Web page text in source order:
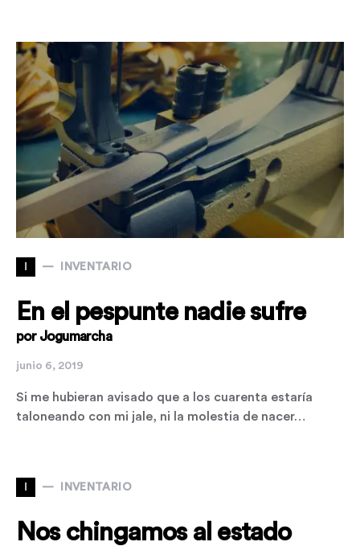
I INVENTARIO
En el pespunte nadie sufre
por Jogumarcha
junio 6, 2019
Si me hubieran avisado que a los cuarenta estaría
taloneando con mi jale, ni la molestia de nacer…
I INVENTARIO
Nos chingamos al estado